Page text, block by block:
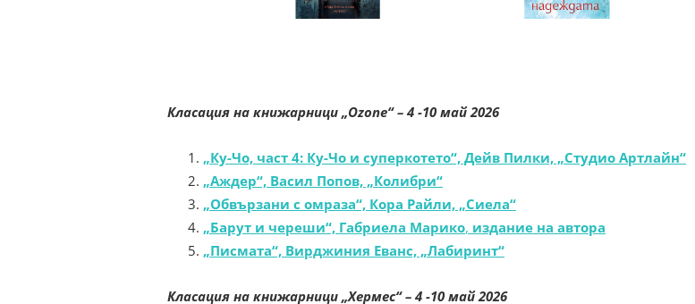
Класация на книжарници „Ozone“ – 4 -10 май 2026
„Ку-Чо, част 4: Ку-Чо и суперкотето“, Дейв Пилки, „Студио Артлайн“
„Аждер“, Васил Попов, „Колибри“
„Обвързани с омраза“, Кора Райли, „Сиела“
„Барут и череши“, Габриела Марико, издание на автора
„Писмата“, Вирджиния Еванс, „Лабиринт“
Класация на книжарници „Хермес“ – 4 -10 май 2026